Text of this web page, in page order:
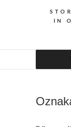
IN